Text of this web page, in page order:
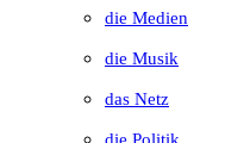
die Medien
die Musik
das Netz